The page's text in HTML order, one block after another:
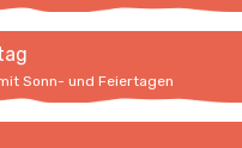
Sonn- und Feiertagen